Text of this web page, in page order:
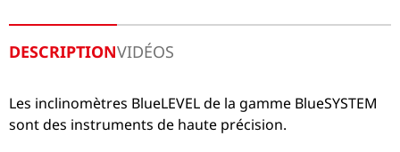
DESCRIPTIONVIDÉOS
Les inclinomètres BlueLEVEL de la gamme BlueSYSTEM
sont des instruments de haute précision.